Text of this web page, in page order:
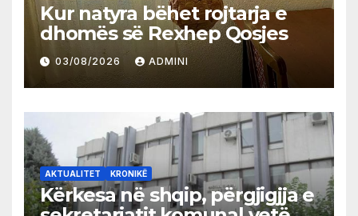
Kur natyra bëhet rojtarja e
dhomës së Rexhep Qosjes
03/08/2026 ADMINI
AKTUALITET KRONIKË
Kërkesa në shqip, përgjigjja e